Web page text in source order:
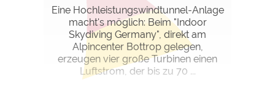
Eine Hochleistungswindtunnel-Anlage
macht's möglich: Beim "Indoor
Skydiving Germany", direkt am
Alpincenter Bottrop gelegen,
erzeugen vier große Turbinen einen
Luftstrom, der bis zu 70 ...
https://policies.google.com/privacy
Google AdSense
https://policies.google.com/privacy
Google Remarketing
https://policies.google.com/privacy